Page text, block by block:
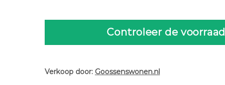
Controleer de voorraad
Verkoop door: Goossenswonen.nl